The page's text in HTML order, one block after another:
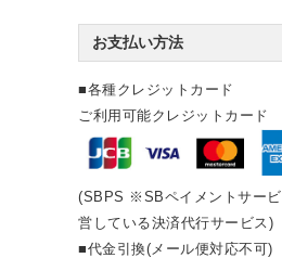
お支払い方法
■各種クレジットカード
ご利用可能クレジットカード
(SBPS ※SBペイメントサービ
営している決済代行サービス)
■代金引換(メール便対応不可)